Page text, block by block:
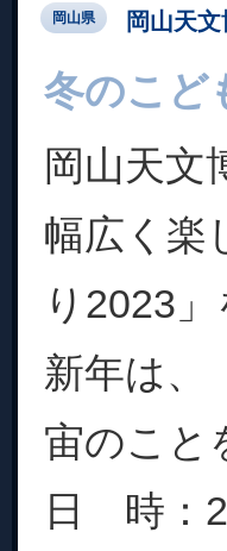
岡山県 岡山天
冬のこど
岡山天文
幅広く楽
り2023
新年は、
宙のこと
日 時：